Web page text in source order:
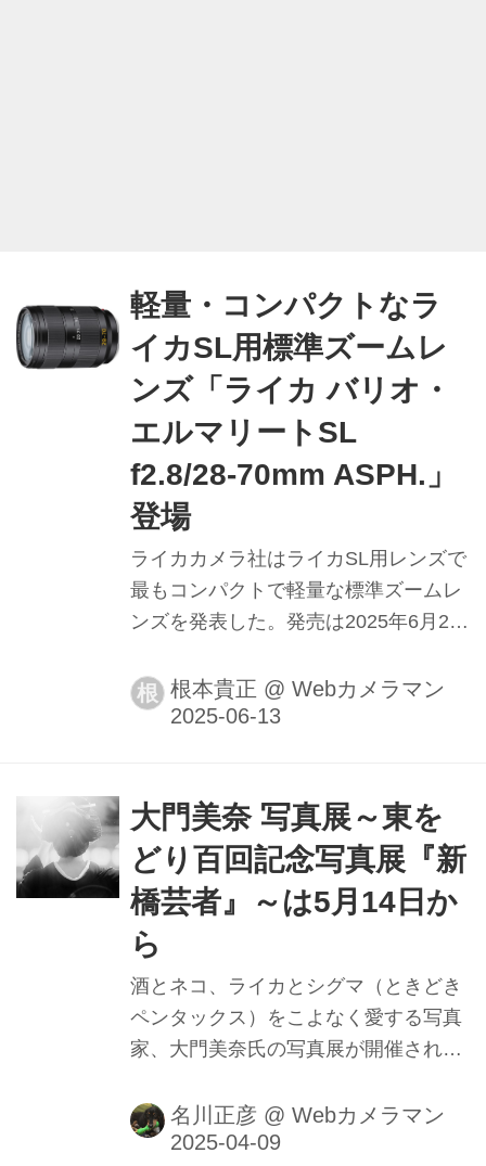
軽量・コンパクトなラ
イカSL用標準ズームレ
ンズ「ライカ バリオ・
エルマリートSL
f2.8/28-70mm ASPH.」
登場
ライカカメラ社はライカSL用レンズで
最もコンパクトで軽量な標準ズームレ
ンズを発表した。発売は2025年6月21
根 根本貴正 @ Webカメラマン
大門美奈 写真展～東を
どり百回記念写真展『新
橋芸者』～は5月14日か
ら
酒とネコ、ライカとシグマ（ときどき
ペンタックス）をこよなく愛する写真
家、大門美奈氏の写真展が開催されま
「新橋花柳界」を、ピエゾグラフィー
によるモノクロプリント20点を展示予
名川正彦 @ Webカメラマン